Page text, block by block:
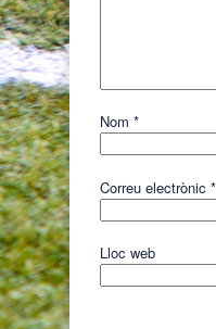
Nom *
Correu electrònic *
Lloc web